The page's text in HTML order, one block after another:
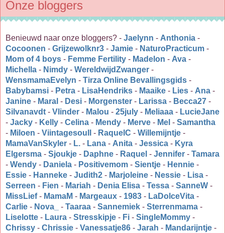
Onze bloggers
Benieuwd naar onze bloggers? - Jaelynn - Anthonia -
Cocoonen - Grijzewolknr3 - Jamie - NaturoPracticum -
Mom of 4 boys - Femme Fertility - Madelon - Ava -
Michella - Nimdy - WereldwijdZwanger -
WensmamaEvelyn - Tirza Online Bevallingsgids -
Babybamsi - Petra - LisaHendriks - Maaike - Lies - Ana -
Janine - Maral - Desi - Morgenster - Larissa - Becca27 -
Silvanavdt - Vlinder - Malou - 25july - Meliaaa - LucieJane
- Jacky - Kelly - Celina - Mendy - Merve - Mel - Samantha
- Miloen - Viintagesoull - RaquelC - Willemijntje -
MamaVanSkyler - L. - Lana - Anita - Jessica - Kyra
Elgersma - Sjoukje - Daphne - Raquel - Jennifer - Tamara
- Wendy - Daniela - Positivemom - Sientje - Hennie -
Essie - Hanneke - Judith2 - Marjoleine - Nessie - Lisa -
Serreen - Fien - Mariah - Denia Elisa - Tessa - SanneW -
MissLief- MamaM - Margeaux - 1983 - LaDolceVita -
Carlie - Nova_ - Taaraa - Sannemiek - Sterrenmama -
Liselotte - Laura - Stresskipje - Fi - SingleMommy -
Chrissy - Chrissie - Vanessatje86 - Jarah - Mandarijntje -